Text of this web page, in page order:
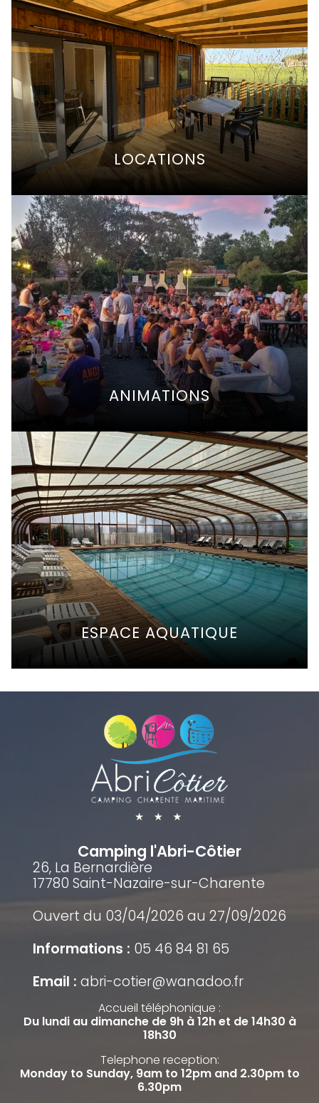
LOCATIONS
ANIMATIONS
ESPACE AQUATIQUE
Camping l'Abri-Côtier
26, La Bernardière
17780 Saint-Nazaire-sur-Charente
Ouvert du 03/04/2026 au 27/09/2026
Informations : 05 46 84 81 65
Email : abri-cotier@wanadoo.fr
Accueil téléphonique :
Du lundi au dimanche de 9h à 12h et de 14h30 à
18h30
Telephone reception:
Monday to Sunday, 9am to 12pm and 2.30pm to
6.30pm